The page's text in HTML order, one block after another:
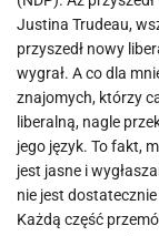
Justina Trudeau,
przyszedł nowy
wygrał. A co dla
znajomych, którzy
liberalną, nagle
jego język. To fakt,
jest jasne i
nie jest
Każdą część